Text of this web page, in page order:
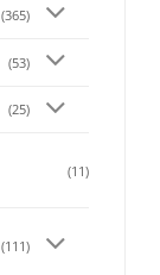
(365)
(53)
(25)
(11)
(111)